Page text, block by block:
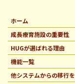
ホーム
成長療育施設の重要性
HUGが選ばれる理由
機能一覧
他システムからの移行を